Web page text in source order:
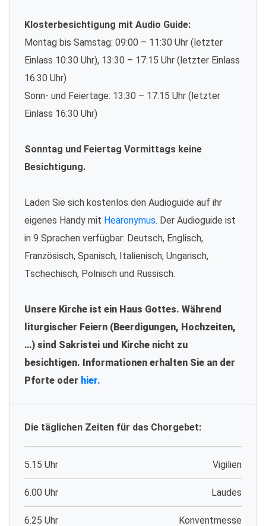
Klosterbesichtigung mit Audio Guide:
Montag bis Samstag: 09:00 – 11:30 Uhr (letzter
Einlass 10:30 Uhr), 13:30 – 17:15 Uhr (letzter Einlass
16:30 Uhr)
Sonn- und Feiertage: 13:30 – 17:15 Uhr (letzter
Einlass 16:30 Uhr)
Sonntag und Feiertag Vormittags keine
Besichtigung.
Laden Sie sich kostenlos den Audioguide auf ihr
eigenes Handy mit Hearonymus. Der Audioguide ist
in 9 Sprachen verfügbar: Deutsch, Englisch,
Französisch, Spanisch, Italienisch, Ungarisch,
Tschechisch, Polnisch und Russisch.
Unsere Kirche ist ein Haus Gottes. Während
liturgischer Feiern (Beerdigungen, Hochzeiten,
…) sind Sakristei und Kirche nicht zu
besichtigen. Informationen erhalten Sie an der
Pforte oder hier.
Die täglichen Zeiten für das Chorgebet:
5.15 Uhr Vigilien
6.00 Uhr Laudes
6.25 Uhr Konventmesse